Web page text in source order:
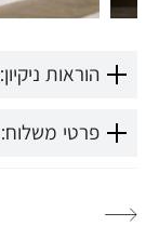
הוראות ניקיון:
פרטי משלוח: